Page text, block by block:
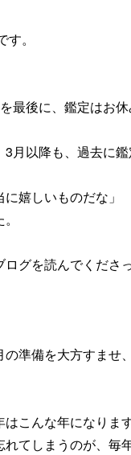
。
最後に、鑑定はお休
月以降も、過去に
嬉しいものだな」
グを読んでくだ
準備を大方すま
こんな年になり
てしまうのが、毎年